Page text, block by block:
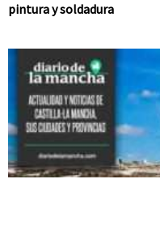
pintura y soldadura